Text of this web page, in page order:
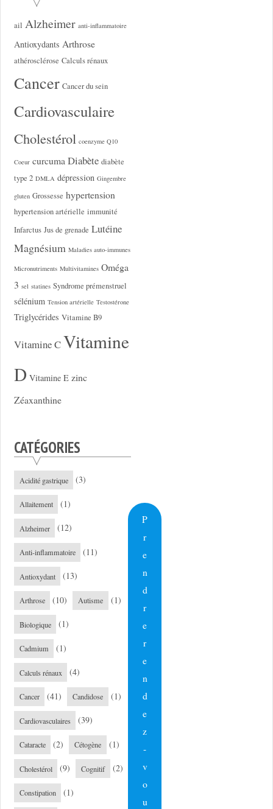
ail Alzheimer anti-inflammatoire
Antioxydants Arthrose
athérosclérose Calculs rénaux
Cancer Cancer du sein
Cardiovasculaire
Cholestérol coenzyme Q10
Coeur curcuma Diabète diabète
type 2 DMLA dépression Gingembre
gluten Grossesse hypertension
hypertension artérielle immunité
Infarctus Jus de grenade Lutéine
Magnésium Maladies auto-immunes
Micronutriments Multivitamines Oméga
3 sel statines Syndrome prémenstruel
sélénium Tension artérielle Testostérone
Triglycérides Vitamine B9
Vitamine CVitamine
D Vitamine E zinc
Zéaxanthine
CATÉGORIES
Acidité gastrique (3)
Allaitement (1)
Alzheimer (12)
Anti-inflammatoire (11)
Antioxydant (13)
Arthrose (10) Autisme (1)
Biologique (1)
Cadmium (1)
Calculs rénaux (4)
Cancer (41) Candidose (1)
Cardiovasculaires (39)
Cataracte (2) Cétogène (1)
Cholestérol (9) Cognitif (2)
Constipation (1)
P
r
e
n
d
r
e
r
e
n
d
e
z
-
v
o
u